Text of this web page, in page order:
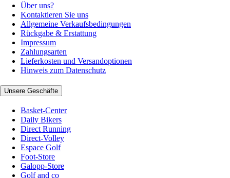
Über uns?
Kontaktieren Sie uns
Allgemeine Verkaufsbedingungen
Rückgabe & Erstattung
Impressum
Zahlungsarten
Lieferkosten und Versandoptionen
Hinweis zum Datenschutz
Unsere Geschäfte
Basket-Center
Daily Bikers
Direct Running
Direct-Volley
Espace Golf
Foot-Store
Galopp-Store
Golf and co